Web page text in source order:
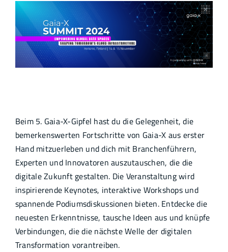
Beim 5. Gaia-X-Gipfel hast du die Gelegenheit, die
bemerkenswerten Fortschritte von Gaia-X aus erster
Hand mitzuerleben und dich mit Branchenführern,
Experten und Innovatoren auszutauschen, die die
digitale Zukunft gestalten. Die Veranstaltung wird
inspirierende Keynotes, interaktive Workshops und
spannende Podiumsdiskussionen bieten. Entdecke die
neuesten Erkenntnisse, tausche Ideen aus und knüpfe
Verbindungen, die die nächste Welle der digitalen
Transformation vorantreiben.